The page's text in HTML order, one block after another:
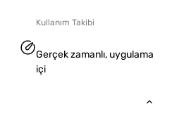
Kullanım Takibi
Gerçek zamanlı, uygulama
içi